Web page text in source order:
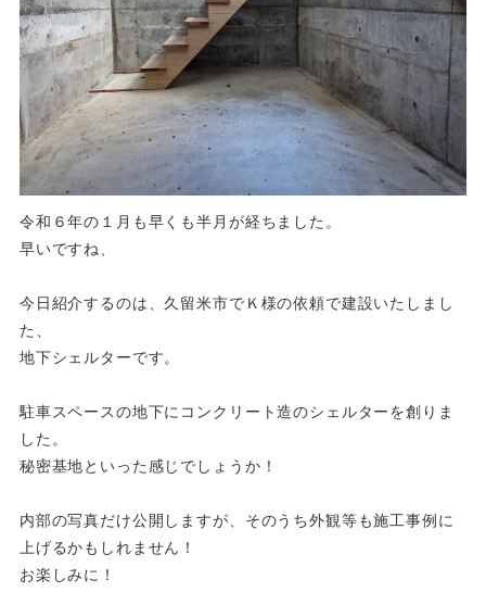
令和６年の１月も早くも半月が経ちました。
早いですね、
今日紹介するのは、久留米市でＫ様の依頼で建設いたしまし
た、
地下シェルターです。
駐車スペースの地下にコンクリート造のシェルターを創りま
した。
秘密基地といった感じでしょうか！
内部の写真だけ公開しますが、そのうち外観等も施工事例に
上げるかもしれません！
お楽しみに！